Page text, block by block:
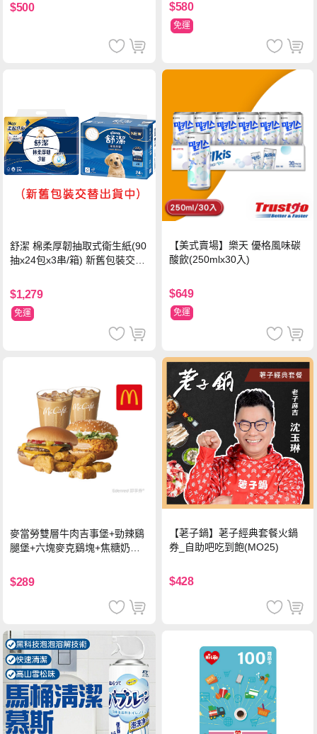
$500 $580
免運
舒潔 棉柔厚韌抽取式衛生紙(90
抽x24包x3串/箱) 新舊包裝交替
$1,279
免運
【美式賣場】樂天 優格風味碳
酸飲(250mlx30入)
$649
免運
麥當勞雙層牛肉吉事堡+勁辣鷄
腿堡+六塊麥克鷄塊+焦糖奶茶
$289
【荖子鍋】荖子經典套餐火鍋
券_自助吧吃到飽(MO25)
$428